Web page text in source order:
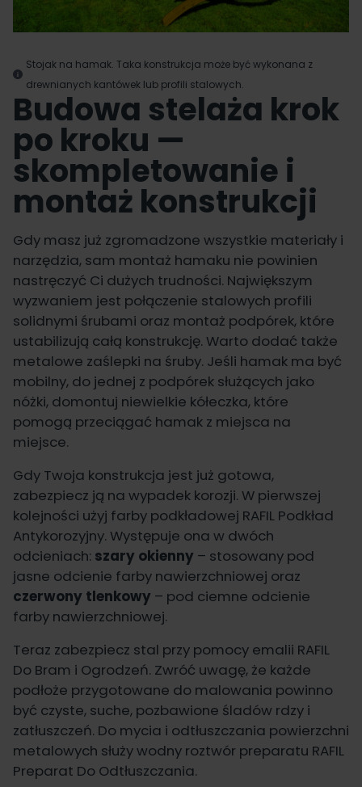
Stojak na hamak. Taka konstrukcja może być wykonana z
drewnianych kantówek lub profili stalowych.
Budowa stelaża krok
po kroku —
skompletowanie i
montaż konstrukcji
Gdy masz już zgromadzone wszystkie materiały i
narzędzia, sam montaż hamaku nie powinien
nastręczyć Ci dużych trudności. Największym
wyzwaniem jest połączenie stalowych profili
solidnymi śrubami oraz montaż podpórek, które
ustabilizują całą konstrukcję. Warto dodać także
metalowe zaślepki na śruby. Jeśli hamak ma być
mobilny, do jednej z podpórek służących jako
nóżki, domontuj niewielkie kółeczka, które
pomogą przeciągać hamak z miejsca na
miejsce.
Gdy Twoja konstrukcja jest już gotowa,
zabezpiecz ją na wypadek korozji. W pierwszej
kolejności użyj farby podkładowej RAFIL Podkład
Antykorozyjny. Występuje ona w dwóch
odcieniach: szary okienny – stosowany pod
jasne odcienie farby nawierzchniowej oraz
czerwony tlenkowy – pod ciemne odcienie
farby nawierzchniowej.
Teraz zabezpiecz stal przy pomocy emalii RAFIL
Do Bram i Ogrodzeń. Zwróć uwagę, że każde
podłoże przygotowane do malowania powinno
być czyste, suche, pozbawione śladów rdzy i
zatłuszczeń. Do mycia i odtłuszczania powierzchni
metalowych służy wodny roztwór preparatu RAFIL
Preparat Do Odtłuszczania.